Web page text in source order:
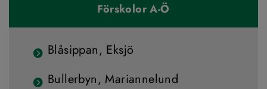
Förskolor A-Ö
Blåsippan, Eksjö
Bullerbyn, Mariannelund